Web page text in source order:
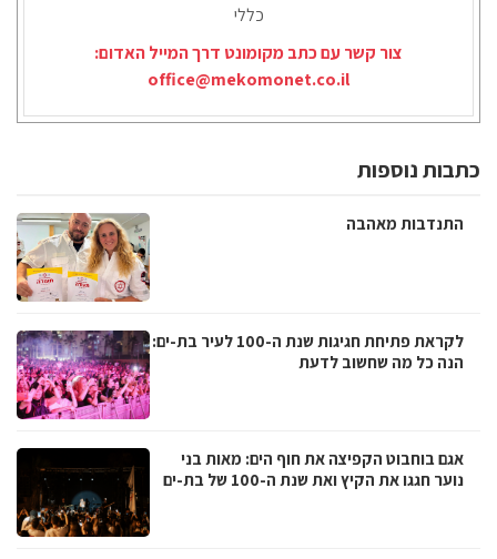
כללי
צור קשר עם כתב מקומונט דרך המייל האדום:
office@mekomonet.co.il
כתבות נוספות
התנדבות מאהבה
לקראת פתיחת חגיגות שנת ה-100 לעיר בת-ים:
הנה כל מה שחשוב לדעת
אגם בוחבוט הקפיצה את חוף הים: מאות בני
נוער חגגו את הקיץ ואת שנת ה-100 של בת-ים